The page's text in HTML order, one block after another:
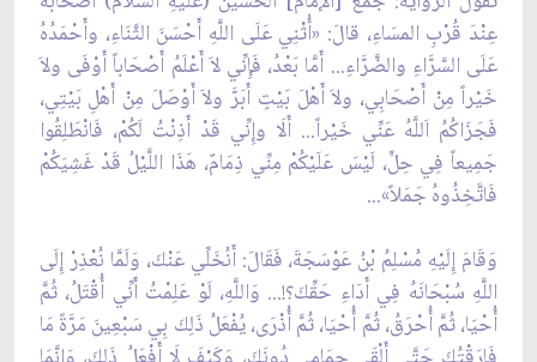
عِنْدَ قُرْبِ المسَاءِ، قالَ: «أُثْنِي عَلَى اللَّهِ أَحْسَنَ الثَّنَاءِ، وأَحْمَدُهُ
عَلَى السَّرَّاءِ والضَّرَّاءِ... أَمَّا بَعْدُ، فَإِنِّي لاَ أَعْلَمُ أَصْحَاباً أَوْفَى ولاَ
خَيْراً مِنْ أَصْحَابِي، ولاَ أَهْلَ بَيْتٍ أَبَرَّ ولاَ أَوْصَلَ مِنْ أَهْلِ بَيْتِي،
فَجَزَاكُمُ اَللَّهُ عَنِّي خَيْراً... أَلَا وإِنِّي قَدْ أَذِنْتُ لَكُمْ، فَانْطَلِقُوا
جَمِيعاً فِي حِلٍّ، لَيْسَ عَلَيْكُمْ مِنِّي ذِمَامٌ، هَذَا اللَّيْلُ قَدْ غَشِيَكُمْ
فَاتَّخِذُوهُ جَمَلاً»...
وَقَامَ إِلَيْهِ مُسْلِمُ بْنُ عَوْسَجَةَ، فَقَالَ: أَنُخَلِّي عَنْكَ، وَلَمَّا نُعْذِرْ إِلَى
اللَّهِ سُبْحَانَهُ فِي أَدَاءِ حَقِّكَ؟!... وَاللَّهِ، لَوْ عَلِمْتُ أَنِّي أُقْتَلُ، ثُمَّ
أُحْيَا، ثُمَّ أُحْرَقُ، ثُمَّ أُحْيَا، ثُمَّ أُذْرَى، يُفْعَلُ ذَلِكَ بِي سَبْعِينَ مَرَّةً مَا